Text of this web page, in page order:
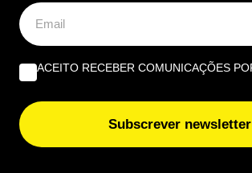
EUROPA ,SAÚDE
Faz compras em Espanha?
ACEITO RECEBER COMUNICAÇÕES
Subscrever newsletter